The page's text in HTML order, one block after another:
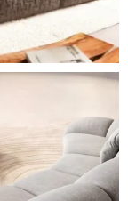
nebem.
pohovka je jen